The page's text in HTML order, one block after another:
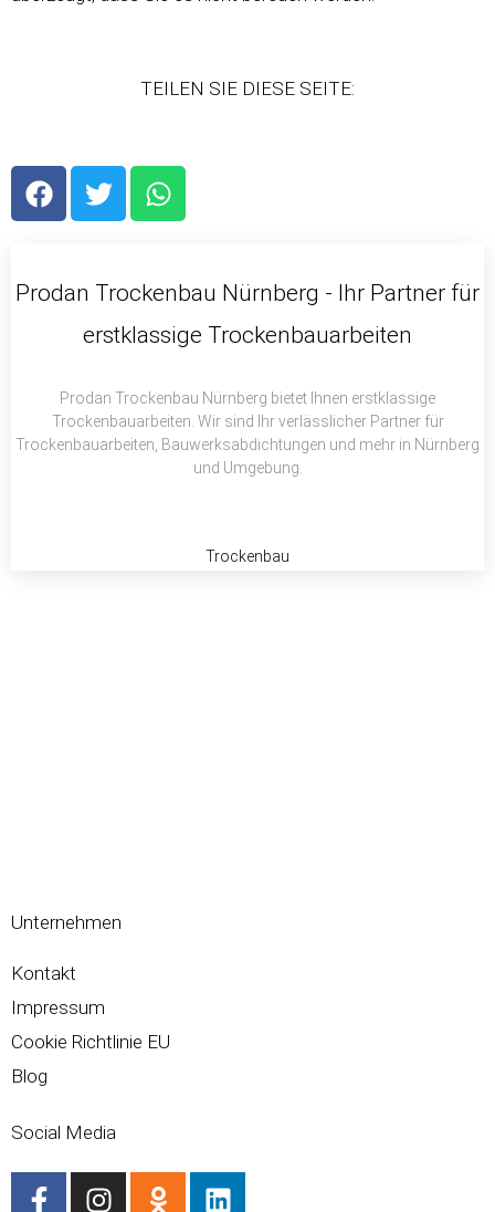
TEILEN SIE DIESE SEITE:
F
a
b
T
w
t
r
W
h
s
p
Prodan Trockenbau Nürnberg - Ihr Partner für
erstklassige Trockenbauarbeiten
Prodan Trockenbau Nürnberg bietet Ihnen erstklassige
Trockenbauarbeiten. Wir sind Ihr verlässlicher Partner für
Trockenbauarbeiten, Bauwerksabdichtungen und mehr in Nürnberg
und Umgebung.
Trockenbau
Unternehmen
Kontakt
Impressum
Cookie Richtlinie EU
Blog
Social Media
F
I
O
L